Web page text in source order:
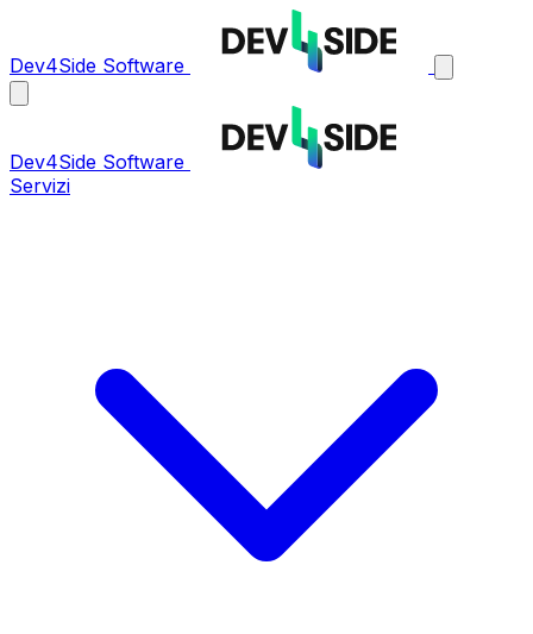
Dev4Side Software
Dev4Side Software
Servizi